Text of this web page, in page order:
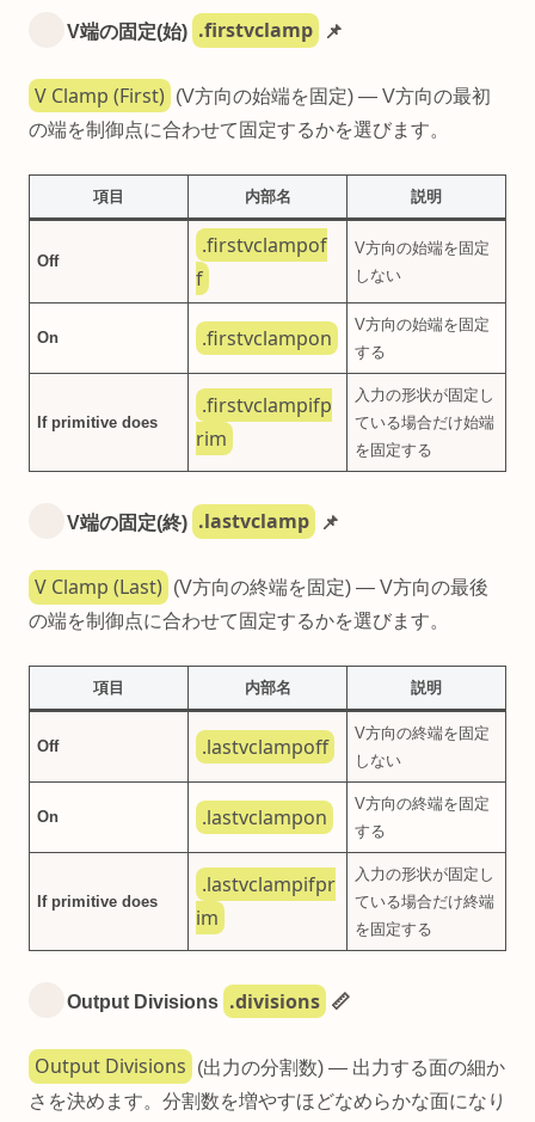
V端の固定(始) .firstvclamp 📌
V Clamp (First)
(V方向の始端を固定) — V方向の最初
の端を制御点に合わせて固定するかを選びます。
項目 内部名 説明
Off
.firstvclampof
f
V方向の始端を固定
しない
On .firstvclampon
V方向の始端を固定
する
If primitive does
.firstvclampifp
rim
入力の形状が固定し
ている場合だけ始端
を固定する
V端の固定(終) .lastvclamp 📌
V Clamp (Last)
(V方向の終端を固定) — V方向の最後
の端を制御点に合わせて固定するかを選びます。
項目 内部名 説明
Off .lastvclampoff
V方向の終端を固定
しない
On .lastvclampon
V方向の終端を固定
する
If primitive does
.lastvclampifpr
im
入力の形状が固定し
ている場合だけ終端
を固定する
Output Divisions .divisions 📏
Output Divisions
(出力の分割数) — 出力する面の細か
さを決めます。分割数を増やすほどなめらかな面になり